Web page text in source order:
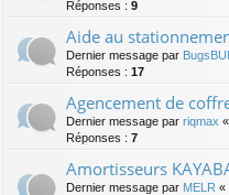
Réponses : 9
Aide au
Dernier message par
Réponses : 17
Agencement de
Dernier message par riqmax «
Réponses : 7
Amortisseurs
Dernier message par MELR «